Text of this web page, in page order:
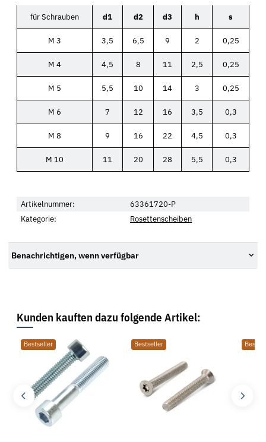
für Schrauben d1 d2 d3 h s
M 3 3,5 6,5 9 2 0,25
M 4 4,5 8 11 2,5 0,25
M 5 5,5 10 14 3 0,25
M 6 7 12 16 3,5 0,3
M 8 9 16 22 4,5 0,3
M 10 11 20 28 5,5 0,3
Artikelnummer:
63361720-P
Kategorie:
Rosettenscheiben
Benachrichtigen, wenn verfügbar
Kunden kauften dazu folgende Artikel:
Bestseller Bestseller